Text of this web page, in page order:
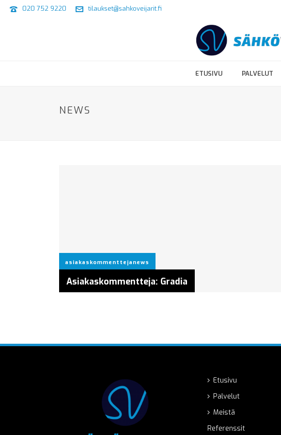
020 752 9220 tilaukset@sahkoveijarit.fi
ETUSIVU PALVELUT
NEWS
asiakaskommenttejanews
Asiakaskommentteja: Gradia
Etusivu
Palvelut
Meistä
Referenssit